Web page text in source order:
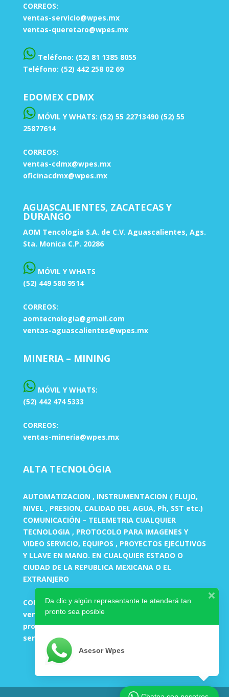
CORREOS:
ventas-servicio@wpes.mx
ventas-queretaro@wpes.mx
Teléfono: (52) 81 1385 8055
Teléfono: (52) 442 258 02 69
EDOMEX CDMX
MÓVIL Y WHATS: (52) 55 22713490 (52) 55
25877614
CORREOS:
ventas-cdmx@wpes.mx
oficinacdmx@wpes.mx
AGUASCALIENTES, ZACATECAS Y
DURANGO
AOM Tencologia S.A. de C.V. Aguascalientes, Ags.
Sta. Monica C.P. 20286
MÓVIL Y WHATS
(52) 449 580 9514
CORREOS:
aomtecnologia@gmail.com
ventas-aguascalientes@wpes.mx
MINERIA – MINING
MÓVIL Y WHATS:
(52) 442 474 5333
CORREOS:
ventas-mineria@wpes.mx
ALTA TECNOLÓGIA
AUTOMATIZACION , INSTRUMENTACION ( FLUJO,
NIVEL , PRESION, CALIDAD DEL AGUA, Ph, SST etc.)
COMUNICACIÓN – TELEMETRIA CUALQUIER
TECNOLOGIA , PROTOCOLO PARA IMAGENES Y
VIDEO SERVICIO, EQUIPOS , PROYECTOS EJECUTIVOS
Y LLAVE EN MANO. EN CUALQUIER ESTADO O
CIUDAD DE LA REPUBLICA MEXICANA O EL
EXTRANJERO
CORREOS:
ventas-ingenieria@wpes.mx
proyectos-altatecnologia@wpes.mx
servicio-altatecnologia@wpes.mx
Da clic y algún representante te atenderá tan
pronto sea posible
Asesor Wpes